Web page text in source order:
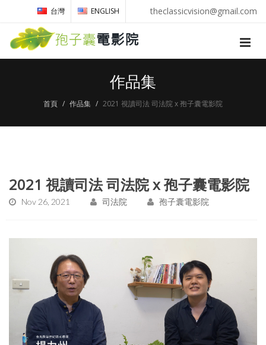
theclassicvision@gmail.com
台灣 ENGLISH
作品集
首頁 作品集 2021 視讀司法 司法院 x 孢子囊電影院
2021 視讀司法 司法院 x 孢子囊電影院
Nov 26, 2021 司法院 孢子囊電影院